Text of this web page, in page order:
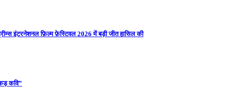
इंटरनेशनल फ़िल्म फ़ेस्टिवल 2026 में बड़ी जीत हासिल की
कवि”